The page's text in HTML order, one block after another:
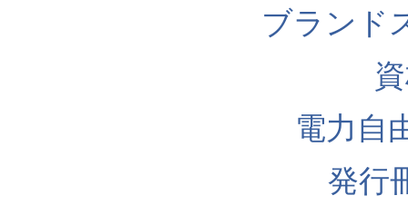
ブランド
電力自
発行